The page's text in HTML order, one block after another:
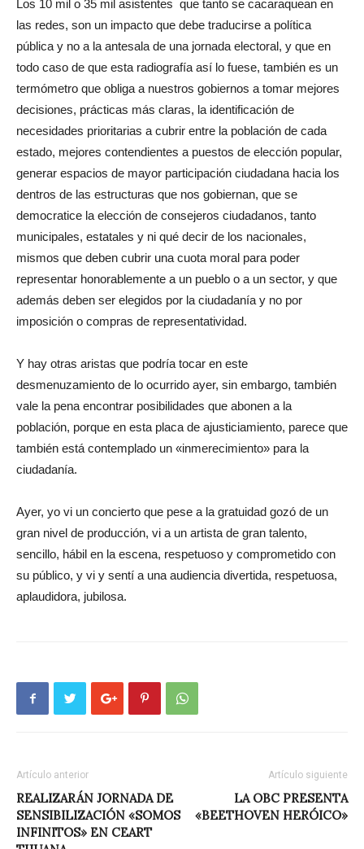
Los 10 mil o 35 mil asistentes que tanto se cacaraquean en
las redes, son un impacto que debe traducirse a política
pública y no a la antesala de una jornada electoral, y que en
todo caso de que esta radiografía así lo fuese, también es un
termómetro que obliga a nuestros gobiernos a tomar mejores
decisiones, prácticas más claras, la identificación de
necesidades prioritarias a cubrir entre la población de cada
estado, mejores contendientes a puestos de elección popular,
generar espacios de mayor participación ciudadana hacia los
dentros de las estructuras que nos gobiernan, que se
democratice la elección de consejeros ciudadanos, tanto
municipales, estatales y ni qué decir de los nacionales,
mismos que deben cubrir una cuota moral para poder
representar honorablemente a un pueblo o a un sector, y que
además deben ser elegidos por la ciudadanía y no por
imposición o compras de representatividad.
Y hay otras aristas que podría tocar en este
desmenuzamiento de lo ocurrido ayer, sin embargo, también
vale la pena encontrar posibilidades que abonen a la
población, porque en esta placa de ajusticiamiento, parece que
también está contemplado un «inmerecimiento» para la
ciudadanía.
Ayer, yo vi un concierto que pese a la gratuidad gozó de un
gran nivel de producción, vi a un artista de gran talento,
sencillo, hábil en la escena, respetuoso y comprometido con
su público, y vi y sentí a una audiencia divertida, respetuosa,
aplaudidora, jubilosa.
Artículo anterior
REALIZARÁN JORNADA DE
SENSIBILIZACIÓN «SOMOS
INFINITOS» EN CEART
Artículo siguiente
LA OBC PRESENTA
«BEETHOVEN HERÓICO»